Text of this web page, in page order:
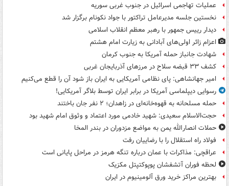
عملیات تهاجمی اسرائیل در جنوب غربی سوریه
نخستین جلسه مدیرعامل تراکتور با جواد نکونام برگزار شد
دیدار رییس جمهور با رهبر معظم انقلاب اسلامی
اعزام زائر اولی‌های آبادانی به زیارت امام هشتم
شهادت جانباز حمله آمریکا به جنوب کرمان
کشف ۳۳ قبضه سلاح در مرزهای آذربایجان غربی
امیر جهانشاهی: پای نظامی آمریکایی به ایران باز شود آن را قطع می‌کنیم
رسوایی دیپلماسی آمریکا در برابر ایران توسط بلاگر آمریکایی!
حمله مسلحانه به قهوه‌خانه‌ای در زاهدان؛ ۲ نفر جان باختند
حجت‌الاسلام سعیدی: شهید خادمی مورد اعتماد و وثوق امام شهید بود
حملات انصارالله یمن به مواضع مزدوران در بندر المخا
فولاد راه استقلال را با رضاییان رفت
عراقچی: مذاکرات با عمان درباره تنگه هرمز در مراحل پایانی است
لحظه فوران آتشفشان پوپوکتپتل مکزیک
بهترین مراکز خرید ورق آلومینیوم در ایران